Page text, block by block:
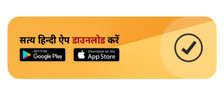
सत्य हिन्दी ऐपडाउनलोडकरें